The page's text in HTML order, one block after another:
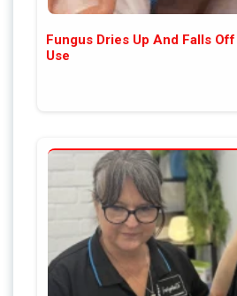
Fungus Dries Up And Falls
Use